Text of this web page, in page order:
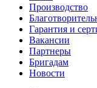
Производство
Гарантия и
Вакансии
Партнеры
Бригадам
Новости